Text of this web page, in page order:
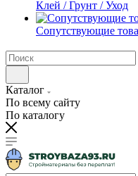
Клей / Грунт / Уход
Сопутствующие
Каталог
По всему сайту
По каталогу